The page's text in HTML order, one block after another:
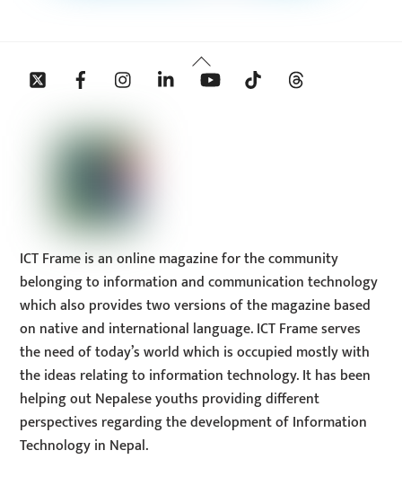
Back
To
Twitter Facebook InstagramLinkedin YouTube Tiktok
ICT Frame is an online magazine for the community
belonging to information and communication technology
which also provides two versions of the magazine based
on native and international language. ICT Frame serves
the need of today’s world which is occupied mostly with
the ideas relating to information technology. It has been
helping out Nepalese youths providing different
perspectives regarding the development of Information
Technology in Nepal.